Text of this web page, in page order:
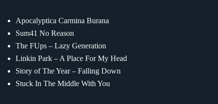
Apocalyptica Carmina Burana
Sum41 No Reason
The FUps – Lazy Generation
Linkin Park – A Place For My Head
Story of The Year – Falling Down
Stuck In The Middle With You